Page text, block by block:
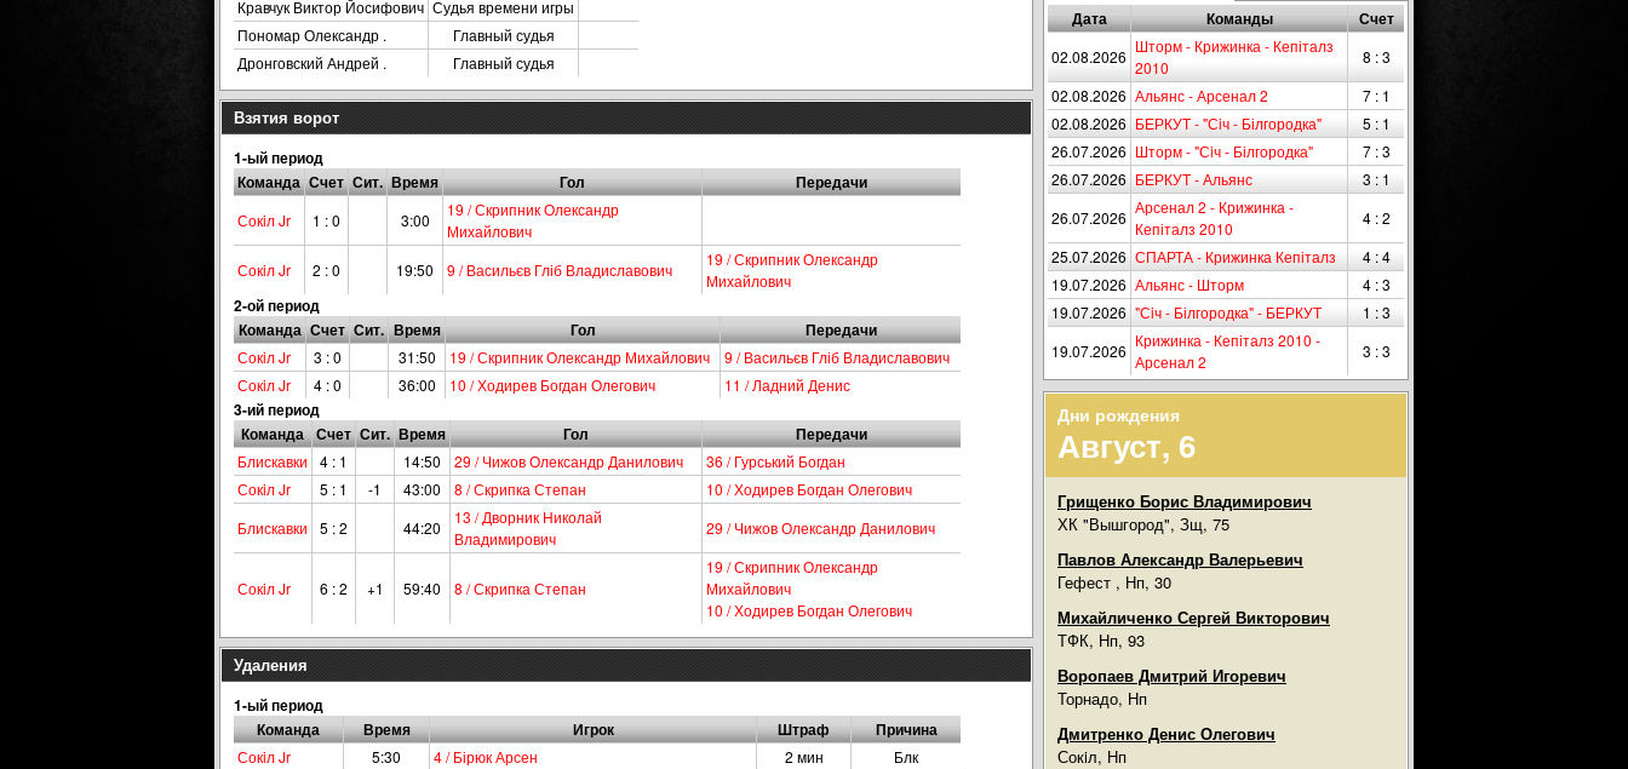
Дата Команды Счет
02.08.2026
Шторм - Крижинка - Кепіталз
2010
8 : 3
02.08.2026 Альянс - Арсенал 2
7 : 1
02.08.2026 БЕРКУТ - "Сiч - Білгородка"
5 : 1
26.07.2026 Шторм - "Сiч - Білгородка"
7 : 3
26.07.2026 БЕРКУТ - Альянс
3 : 1
26.07.2026
Арсенал 2 - Крижинка -
Кепіталз 2010
4 : 2
25.07.2026 СПАРТА - Крижинка Кепіталз
4 : 4
19.07.2026 Альянс - Шторм
4 : 3
19.07.2026 "Сiч - Білгородка" - БЕРКУТ
1 : 3
19.07.2026
Крижинка - Кепіталз 2010 -
Арсенал 2
3 : 3
Дни рождения
Август, 6
Грищенко Борис Владимирович
ХК "Вышгород", Зщ, 75
Павлов Александр Валерьевич
Гефест , Нп, 30
Михайличенко Сергей Викторович
ТФК, Нп, 93
Воропаев Дмитрий Игоревич
Торнадо, Нп
Дмитренко Денис Олегович
Сокiл, Нп
Кравчук Виктор Йосифович Судья времени игры
Пономар Олександр .
Главный судья
Дронговский Андрей .
Главный судья
Взятия ворот
1-ый период
Команда Счет Сит. Время Гол Передачи
Сокiл Jr 1 : 0 3:00
19 / Скрипник Олександр
Михайлович
Сокiл Jr
2 : 0 19:50 9 / Васильєв Гліб Владиславович
19 / Скрипник Олександр
Михайлович
2-ой период
Команда Счет Сит. Время Гол Передачи
Сокiл Jr 3 : 0 31:50 19 / Скрипник Олександр Михайлович
9 / Васильєв Гліб Владиславович
Сокiл Jr
4 : 0 36:00 10 / Ходирев Богдан Олегович 11 / Ладний Денис
3-ий период
Команда Счет Сит. Время Гол Передачи
Блискавки 4 : 1 14:50 29 / Чижов Олександр Данилович
36 / Гурський Богдан
Сокiл Jr
5 : 1 -1 43:00 8 / Скрипка Степан
10 / Ходирев Богдан Олегович
Блискавки
5 : 2 44:20
13 / Дворник Николай
Владимирович
29 / Чижов Олександр Данилович
Сокiл Jr 6 : 2 +1 59:40 8 / Скрипка Степан
19 / Скрипник Олександр
Михайлович
10 / Ходирев Богдан Олегович
Удаления
1-ый период
Команда
Время Игрок Штраф Причина
Сокiл Jr 5:30 4 / Бірюк Арсен 2 мин
Блк